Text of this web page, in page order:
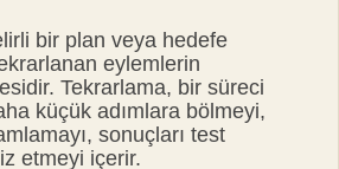
bir plan veya hedefe
eylemlerin
Tekrarlama, bir süreci
küçük adımlara bölmeyi,
sonuçları test
etmeyi içerir.